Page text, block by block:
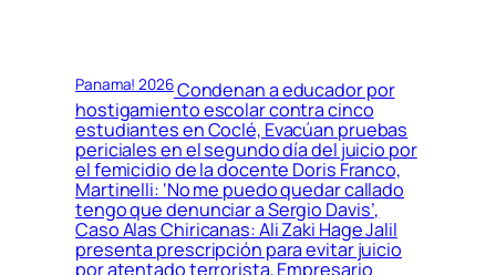
Panama! 2026Condenan a educador por
hostigamiento escolar contra cinco
estudiantes en Coclé, Evacúan pruebas
periciales en el segundo día del juicio por
el femicidio de la docente Doris Franco,
Martinelli: ‘No me puedo quedar callado
tengo que denunciar a Sergio Davis’,
Caso Alas Chiricanas: Ali Zaki Hage Jalil
presenta prescripción para evitar juicio
por atentado terrorista, Empresario